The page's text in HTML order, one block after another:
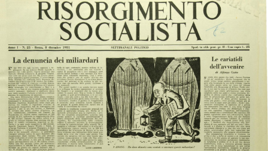
Metamorfosi del brigante Koba
Ieri, Oggi, Domani (P.V.)